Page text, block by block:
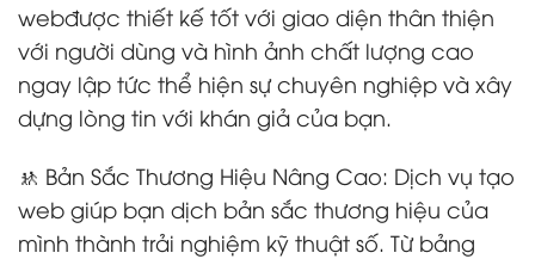
webđược thiết kế tốt với giao diện thân thiện
với người dùng và hình ảnh chất lượng cao
ngay lập tức thể hiện sự chuyên nghiệp và xây
dựng lòng tin với khán giả của bạn.
🚸 Bản Sắc Thương Hiệu Nâng Cao: Dịch vụ tạo
web giúp bạn dịch bản sắc thương hiệu của
mình thành trải nghiệm kỹ thuật số. Từ bảng